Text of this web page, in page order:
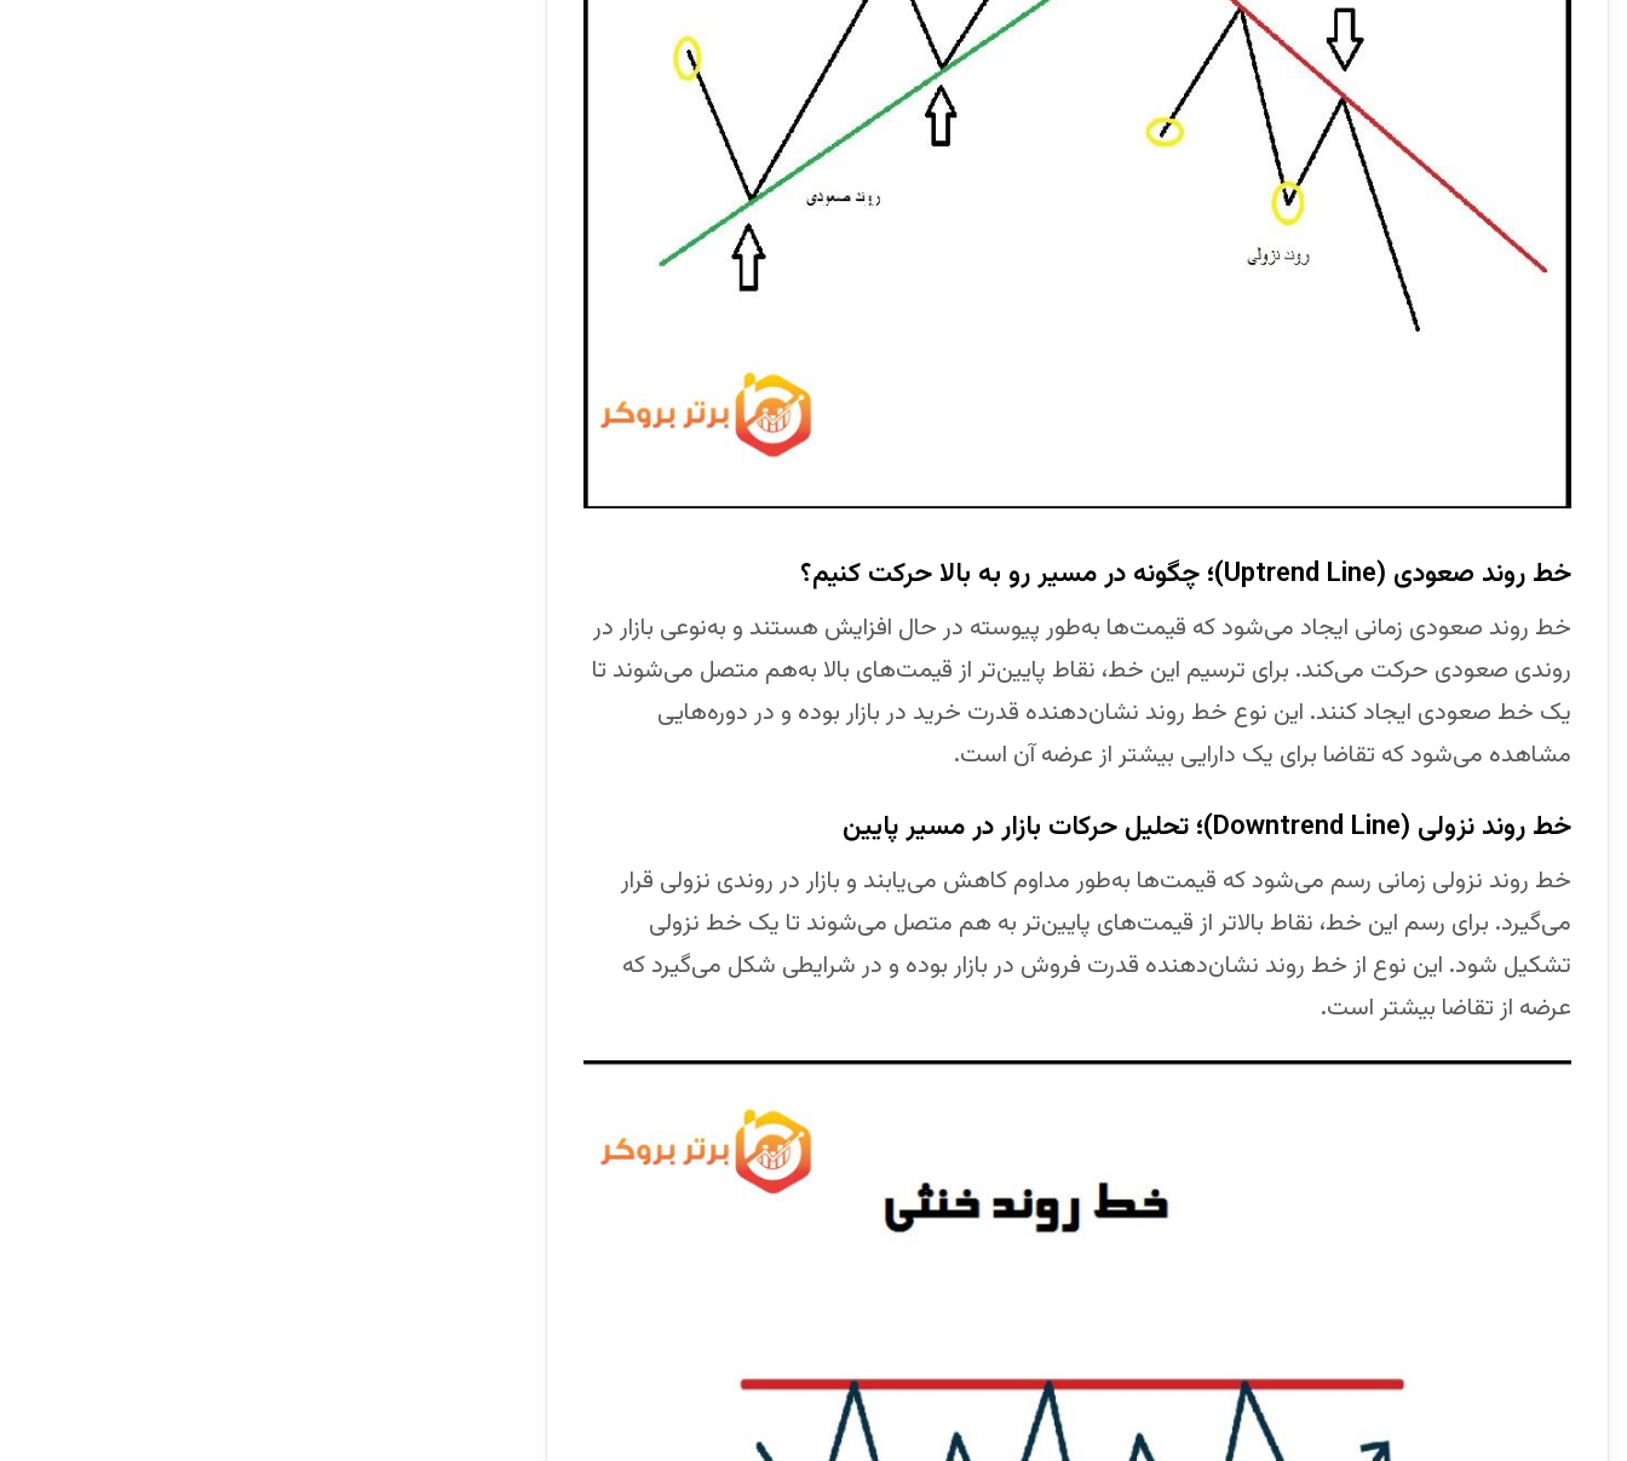
خط روند صعودی (Uptrend Line)؛ چگونه در مسیر رو به بالا حرکت کنیم؟
خط روند صعودی زمانی ایجاد می‌شود که قیمت‌ها به‌طور پیوسته در حال افزایش هستند و به‌نوعی بازار در
روندی صعودی حرکت می‌کند. برای ترسیم این خط، نقاط پایین‌تر از قیمت‌های بالا به‌هم متصل می‌شوند تا
یک خط صعودی ایجاد کنند. این نوع ‌خط ‌روند نشان‌دهنده قدرت خرید در بازار بوده و در دوره‌هایی
مشاهده می‌شود که تقاضا برای یک دارایی بیشتر از عرضه آن است.
خط روند نزولی (Downtrend Line)؛ تحلیل حرکات بازار در مسیر پایین
خط روند نزولی زمانی رسم می‌شود که قیمت‌ها به‌طور مداوم کاهش می‌یابند و بازار در روندی نزولی قرار
می‌گیرد. برای رسم این خط، نقاط بالاتر از قیمت‌های پایین‌تر به هم متصل می‌شوند تا یک خط نزولی
تشکیل شود. این نوع از ‌خط ‌روند نشان‌دهنده قدرت فروش در بازار بوده و در شرایطی شکل می‌گیرد که
عرضه از تقاضا بیشتر است.